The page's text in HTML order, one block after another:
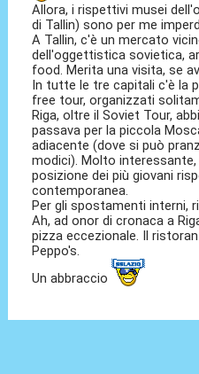
Allora, i rispettivi musei
di Tallin) sono per me
A Tallin, c'è un mercato
dell'oggettistica sovietica,
food. Merita una visita, se
In tutte le tre capitali c'è la
free tour, organizzati
Riga, oltre il Soviet Tour,
passava per la piccola
adiacente (dove si può
modici). Molto interessante,
posizione dei più giovani
contemporanea.
Per gli spostamenti interni,
Ah, ad onor di cronaca a
pizza eccezionale. Il
Peppo's.
Un abbraccio